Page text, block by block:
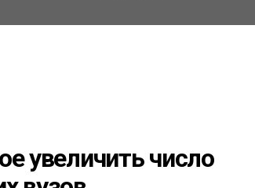
увеличить число